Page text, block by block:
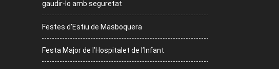
gaudir-lo amb seguretat
Festes d’Estiu de Masboquera
Festa Major de l’Hospitalet de l’Infant